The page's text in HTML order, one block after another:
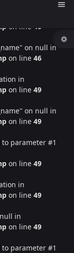
in
on line 46
on null in
on line 46
in
on line 49
on null in
on line 49
parameter #1
on line 49
in
on line 49
in
on line 49
parameter #1
menu